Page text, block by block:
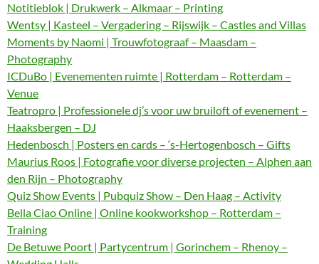
Notitieblok | Drukwerk – Alkmaar – Printing
Wentsy | Kasteel – Vergadering – Rijswijk – Castles and Villas
Moments by Naomi | Trouwfotograaf – Maasdam –
Photography
ICDuBo | Evenementen ruimte | Rotterdam – Rotterdam –
Venue
Teatropro | Professionele dj’s voor uw bruiloft of evenement –
Haaksbergen – DJ
Hedenbosch | Posters en cards – ‘s-Hertogenbosch – Gifts
Maurius Roos | Fotografie voor diverse projecten – Alphen aan
den Rijn – Photography
Quiz Show Events | Pubquiz Show – Den Haag – Activity
Bella Ciao Online | Online kookworkshop – Rotterdam –
Training
De Betuwe Poort | Partycentrum | Gorinchem – Rhenoy –